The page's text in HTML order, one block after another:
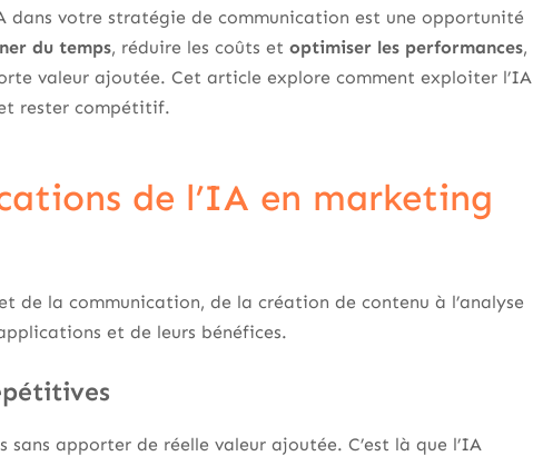
dans votre stratégie de communication est une opportunité
du temps, réduire les coûts et optimiser les performances,
valeur ajoutée. Cet article explore comment exploiter l’IA
rester compétitif.
de l’IA en marketing
de la communication, de la création de contenu à l’analyse
et de leurs bénéfices.
apporter de réelle valeur ajoutée. C’est là que l’IA